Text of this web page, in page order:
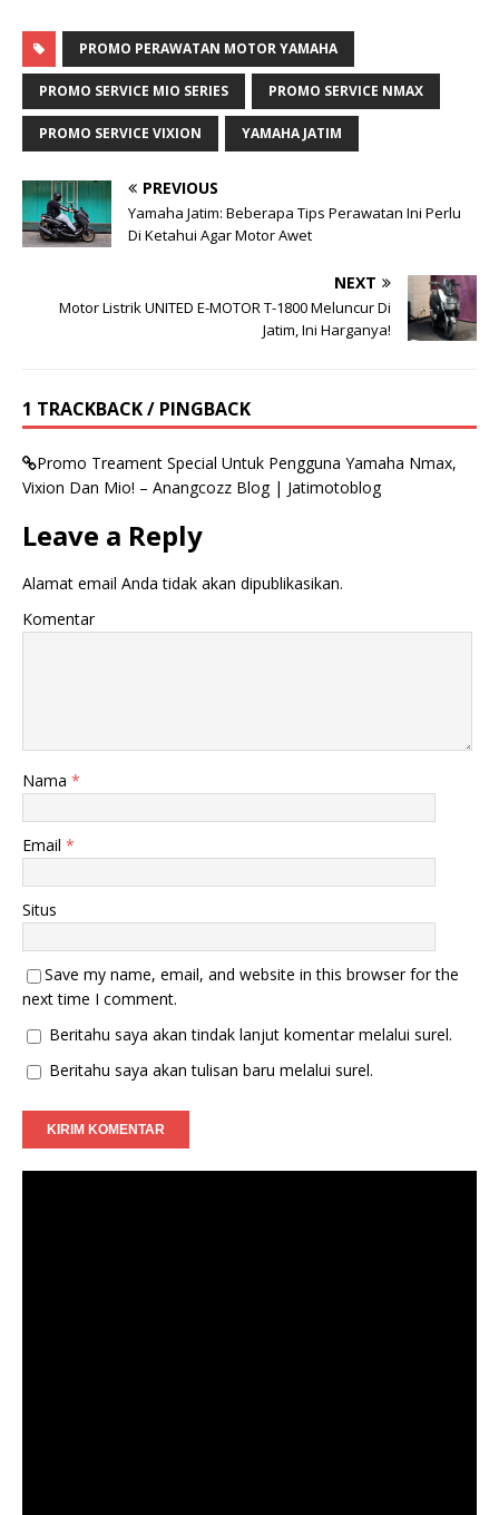
PROMO PERAWATAN MOTOR YAMAHA
PROMO SERVICE MIO SERIES PROMO SERVICE NMAX
PROMO SERVICE VIXION YAMAHA JATIM
PREVIOUS
Yamaha Jatim: Beberapa Tips Perawatan Ini Perlu
Di Ketahui Agar Motor Awet
NEXT
Motor Listrik UNITED E-MOTOR T-1800 Meluncur Di
Jatim, Ini Harganya!
1 TRACKBACK / PINGBACK
Promo Treament Special Untuk Pengguna Yamaha Nmax,
Vixion Dan Mio! – Anangcozz Blog | Jatimotoblog
Leave a Reply
Alamat email Anda tidak akan dipublikasikan.
Komentar
Nama *
Email *
Situs
Save my name, email, and website in this browser for the
next time I comment.
Beritahu saya akan tindak lanjut komentar melalui surel.
Beritahu saya akan tulisan baru melalui surel.